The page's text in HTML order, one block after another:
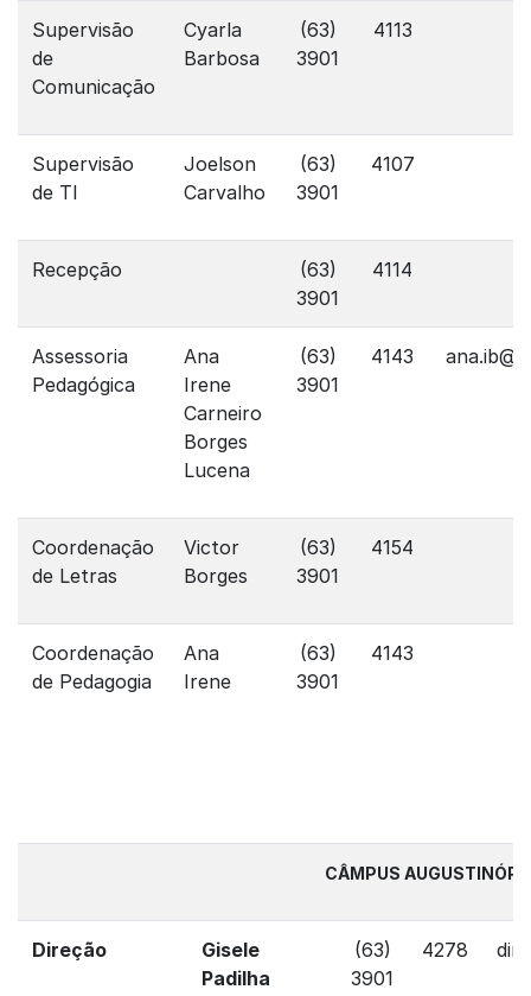
Supervisão
de
Comunicação
Cyarla
Barbosa
(63)
3901
4113
Supervisão
de TI
Joelson
Carvalho
(63)
3901
4107
Recepção
(63)
3901
4114
Assessoria
Pedagógica
Ana
Irene
Carneiro
Borges
Lucena
(63)
3901
4143
Coordenação
de Letras
Victor
Borges
(63)
3901
4154
Coordenação
de Pedagogia
Ana
Irene
(63)
3901
4143
CÂMPUS
Direção
Gisele
Padilha
(63)
3901
4278